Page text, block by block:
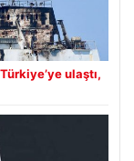
ulaştı,